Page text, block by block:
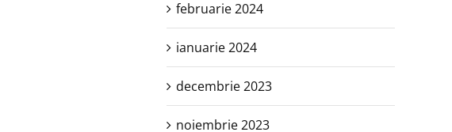
februarie 2024
ianuarie 2024
decembrie 2023
noiembrie 2023